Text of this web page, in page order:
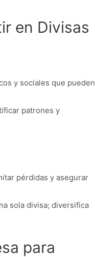
en Divisas
y sociales que pueden
patrones y
pérdidas y asegurar
sola divisa; diversifica
para